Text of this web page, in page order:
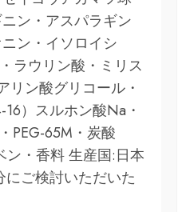
ン・アスパラギン
ン・イソロイシ
ラウリン酸・ミリス
ン酸グリコール・
）スルホン酸Na・
PEG-65M・炭酸
・香料 生産国:日本
ご検討いただいた